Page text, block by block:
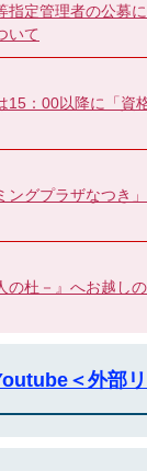
指定管理者の公募
いて
15：00以降に「資
ングプラザなつき
の杜－』へお越し
＜外部